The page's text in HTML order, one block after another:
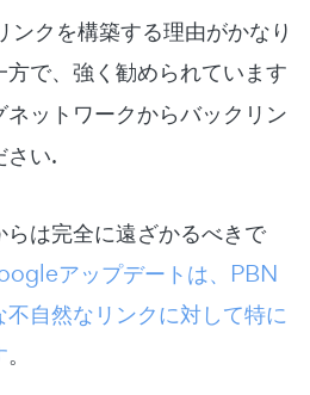
クを構築する理由がかなり
で、 強く勧められています
ットワークからバックリン
さい.
は完全に遠ざかるべきで
アップデートは、PBN
自然なリンクに対して特に
。